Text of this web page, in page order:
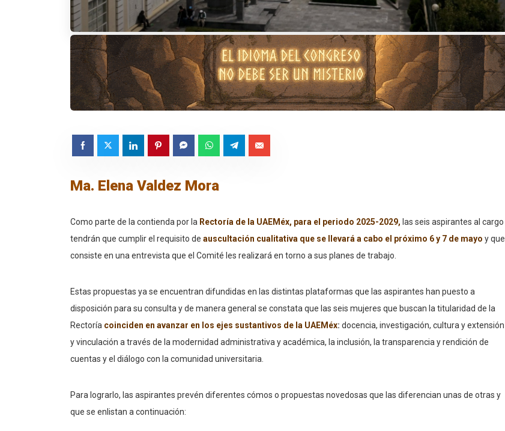
Ma. Elena Valdez Mora
Como parte de la contienda por la Rectoría de la UAEMéx, para el periodo 2025-2029, las seis aspirantes al cargo
tendrán que cumplir el requisito de auscultación cualitativa que se llevará a cabo el próximo 6 y 7 de mayo y que
consiste en una entrevista que el Comité les realizará en torno a sus planes de trabajo.
Estas propuestas ya se encuentran difundidas en las distintas plataformas que las aspirantes han puesto a
disposición para su consulta y de manera general se constata que las seis mujeres que buscan la titularidad de la
Rectoría coinciden en avanzar en los ejes sustantivos de la UAEMéx: docencia, investigación, cultura y extensión
y vinculación a través de la modernidad administrativa y académica, la inclusión, la transparencia y rendición de
cuentas y el diálogo con la comunidad universitaria.
Para lograrlo, las aspirantes prevén diferentes cómos o propuestas novedosas que las diferencian unas de otras y
que se enlistan a continuación: